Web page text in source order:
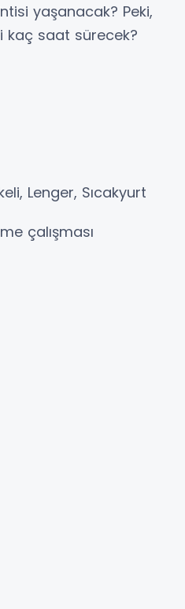
yaşanacak? Peki,
kaç saat sürecek?
Lenger, Sıcakyurt
çalışması